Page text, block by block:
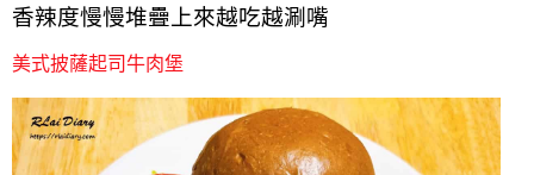
香辣度慢慢堆疊上來越吃越涮嘴
美式披薩起司牛肉堡